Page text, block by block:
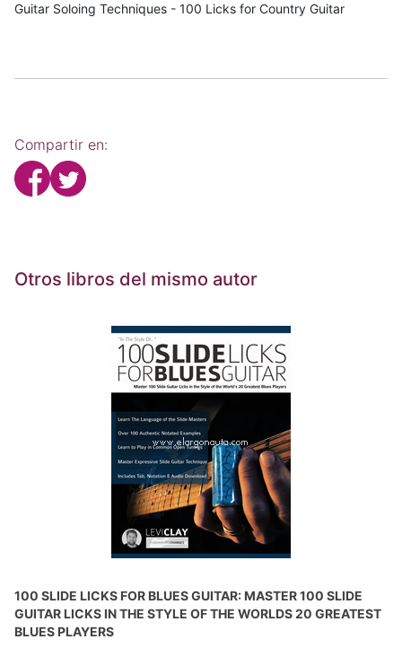
Guitar Soloing Techniques - 100 Licks for Country Guitar
Compartir en:
Otros libros del mismo autor
100 SLIDE LICKS FOR BLUES GUITAR: MASTER 100 SLIDE
GUITAR LICKS IN THE STYLE OF THE WORLDS 20 GREATEST
BLUES PLAYERS